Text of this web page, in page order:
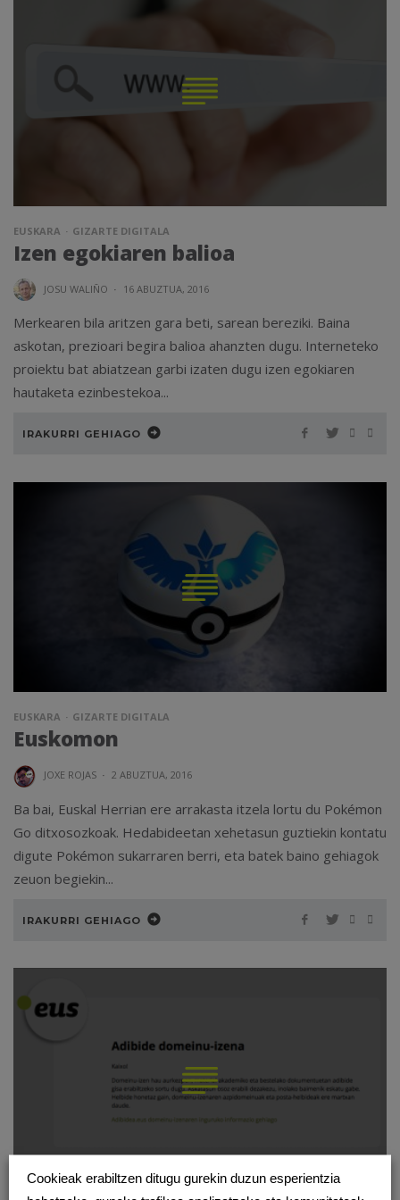
EUSKARA GIZARTE DIGITALA
Izen egokiaren balioa
JOSU WALIÑO · 16 ABUZTUA, 2016
Merkearen bila aritzen gara beti, sarean bereziki. Baina
askotan, prezioari begira balioa ahanzten dugu. Interneteko
proiektu bat abiatzean garbi izaten dugu izen egokiaren
hautaketa ezinbestekoa...
IRAKURRI GEHIAGO
EUSKARA GIZARTE DIGITALA
Euskomon
JOXE ROJAS · 2 ABUZTUA, 2016
Ba bai, Euskal Herrian ere arrakasta itzela lortu du Pokémon
Go ditxosozkoak. Hedabideetan xehetasun guztiekin kontatu
digute Pokémon sukarraren berri, eta batek baino gehiagok
zeuon begiekin...
IRAKURRI GEHIAGO
Cookieak erabiltzen ditugu gurekin duzun esperientzia